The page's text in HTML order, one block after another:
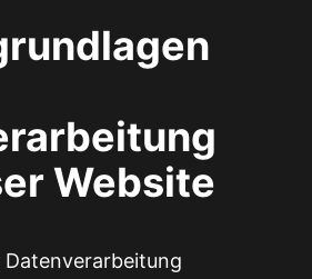
Website
Datenverarbeitung